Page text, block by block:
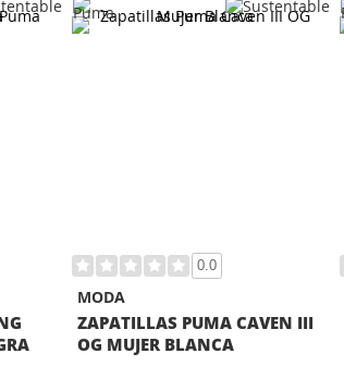
0.0
MODA
ZAPATILLAS PUMA CAVEN III
OG MUJER BLANCA